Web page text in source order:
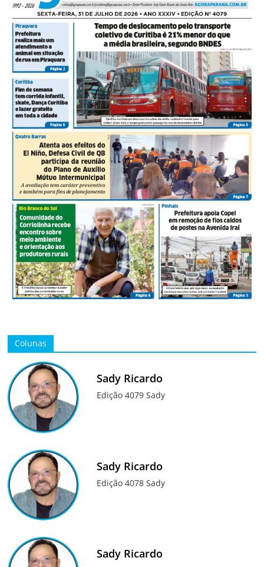
Colunas
Sady Ricardo
Edição 4079 Sady
Sady Ricardo
Edição 4078 Sady
Sady Ricardo